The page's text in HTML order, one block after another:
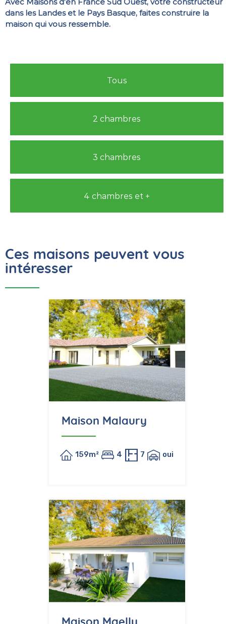
dans les Landes et le Pays Basque, faites construire la
maison qui vous ressemble.
Tous
2 chambres
3 chambres
4 chambres et +
Ces maisons peuvent vous
intéresser
Maison Malaury
159m² 4 7 oui